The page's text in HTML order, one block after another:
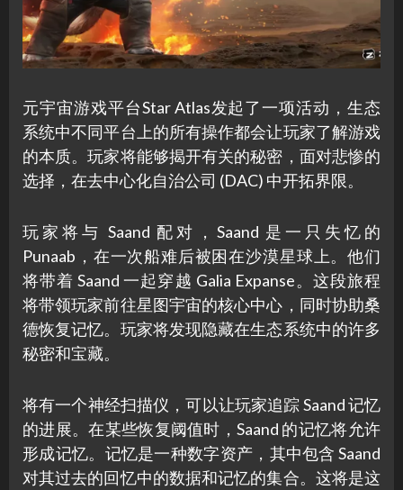
元宇宙游戏平台Star Atlas发起了一项活动，生态
系统中不同平台上的所有操作都会让玩家了解游戏
的本质。玩家将能够揭开有关的秘密，面对悲惨的
选择，在去中心化自治公司 (DAC) 中开拓界限。
玩家将与 Saand 配对，Saand 是一只失忆的
Punaab，在一次船难后被困在沙漠星球上。他们
将带着 Saand 一起穿越 Galia Expanse。这段旅程
将带领玩家前往星图宇宙的核心中心，同时协助桑
德恢复记忆。玩家将发现隐藏在生态系统中的许多
秘密和宝藏。
将有一个神经扫描仪，可以让玩家追踪 Saand 记忆
的进展。在某些恢复阈值时，Saand 的记忆将允许
形成记忆。记忆是一种数字资产，其中包含 Saand
对其过去的回忆中的数据和记忆的集合。这将是这